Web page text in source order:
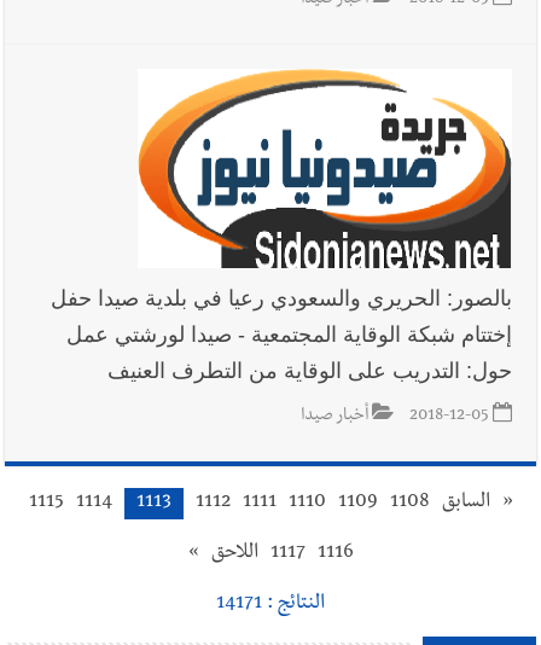
بالصور: الحريري والسعودي رعيا في بلدية صيدا حفل
إختتام شبكة الوقاية المجتمعية - صيدا لورشتي عمل
حول: التدريب على الوقاية من التطرف العنيف
2018-12-05 أخبار صيدا
« السابق 1108
1109
1110
1111
1112
1113
1114
1115
1116
1117 اللاحق »
النتائج : 14171